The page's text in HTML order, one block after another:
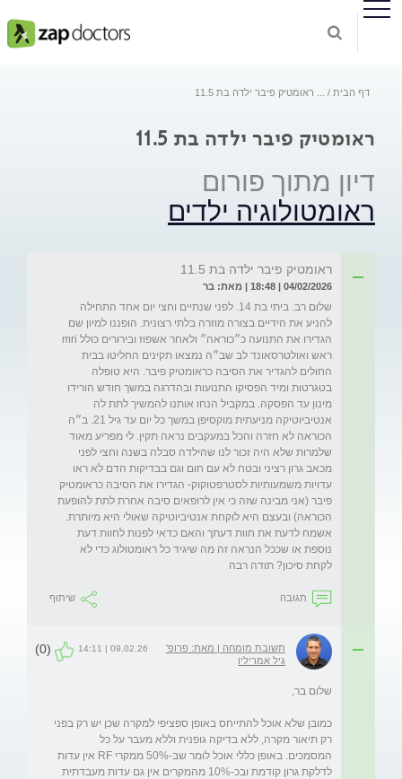
דף הבית ראומטיק פיבר ילדה בת 11.5
ראומטיק פיבר ילדה בת 11.5
דיון מתוך פורום
ראומטולוגיה ילדים
ראומטיק פיבר ילדה בת 11.5
04/02/2026 | 18:48 | מאת: בר
שלום רב. ביתי בת 14. לפני שנתיים וחצי יום אחד התחילה
להניע את הידיים בצורה מוזרה בלתי רצונית. הופננו למיון שם
ראש ואולטרסאונד לב שב״ה נמצאו תקינים החליטו בבית
החולים להגדיר את הסיבה כראומטיק פיבר. היא טופלה
בטגרטות ומיד הפסיקו התנועות ובהדרגה במשך חודש הורידו
מינון עד הפסקה. במקביל הנחו אותנו להמשיך לתת לה
אנטיביוטיקה מניעתית מוקסיפן במשך כל יום עד גיל 21. ב״ה
הכוראה לא חזרה והכל במעקבים נראה תקין. לי מפריע מאוד
שלמרות שלא היה זכור לנו שהילדה סבלה בשנה וחצי לפני
מכאב גרון רציני ובטח לא עם חום וגם בבדיקות הדם לא ראו
עדויות משמעותיות לסטרפטוקוק- הגדירו את הסיבה כראומטיק
פיבר (אני מבינה שזה כי אין לרופאים סיבה אחרת לתת להופעת
הכוראה) ובעצם היא לוקחת אנטיביוטיקה שאולי היא מיותרת.
אשמח לדעת את חוות דעתך והאם כדאי לפנות לחוות דעת
נוספת או שככל הנראה זה מה שיגיד כל ראומטולוג כדי לא
לקחת סיכון? תודה רבה
תגובה שיתוף
תשובת מומחה | מאת: פרופ'
גיל אמריליו
09.02.26 | 14:11
(0)
כמובן שלא אוכל להתייחס באופן ספציפי למקרה שכן יש רק בפני
רק תיאור מקרה, ללא בדיקה גופנית וללא מעבר על כל
המסמכים. באופן כללי אוכל לומר שב-50% ממקרי RF אין עדות
לדלקת גרון קודמת ובכ-10% מהמקרים אין גם עדות מעבדתית